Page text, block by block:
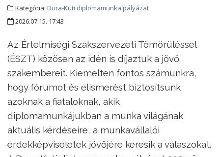
Kategória: Dura-Kuti diplomamunka pályázat
2026.07.15. 17:43
Az Értelmiségi Szakszervezeti Tömörüléssel
(ÉSZT) közösen az idén is díjaztuk a jövő
szakembereit. Kiemelten fontos számunkra,
hogy fórumot és elismerést biztosítsunk
azoknak a fiataloknak, akik
diplomamunkájukban a munka világának
aktuális kérdéseire, a munkavállalói
érdekképviseletek jövőjére keresik a válaszokat.